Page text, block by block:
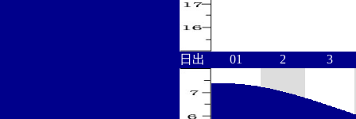
日出 01 2 3